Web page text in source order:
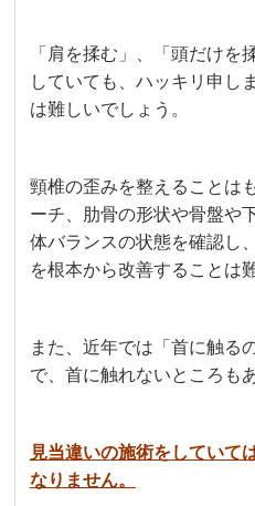
「肩を揉む」、「頭だけを
していても、ハッキリ申し
は難しいでしょう。
頸椎の歪みを整えることは
ーチ、肋骨の形状や骨盤や
体バランスの状態を確認し
を根本から改善することは
また、近年では「首に触る
で、首に触れないところも
見当違いの施術をしていて
なりません。